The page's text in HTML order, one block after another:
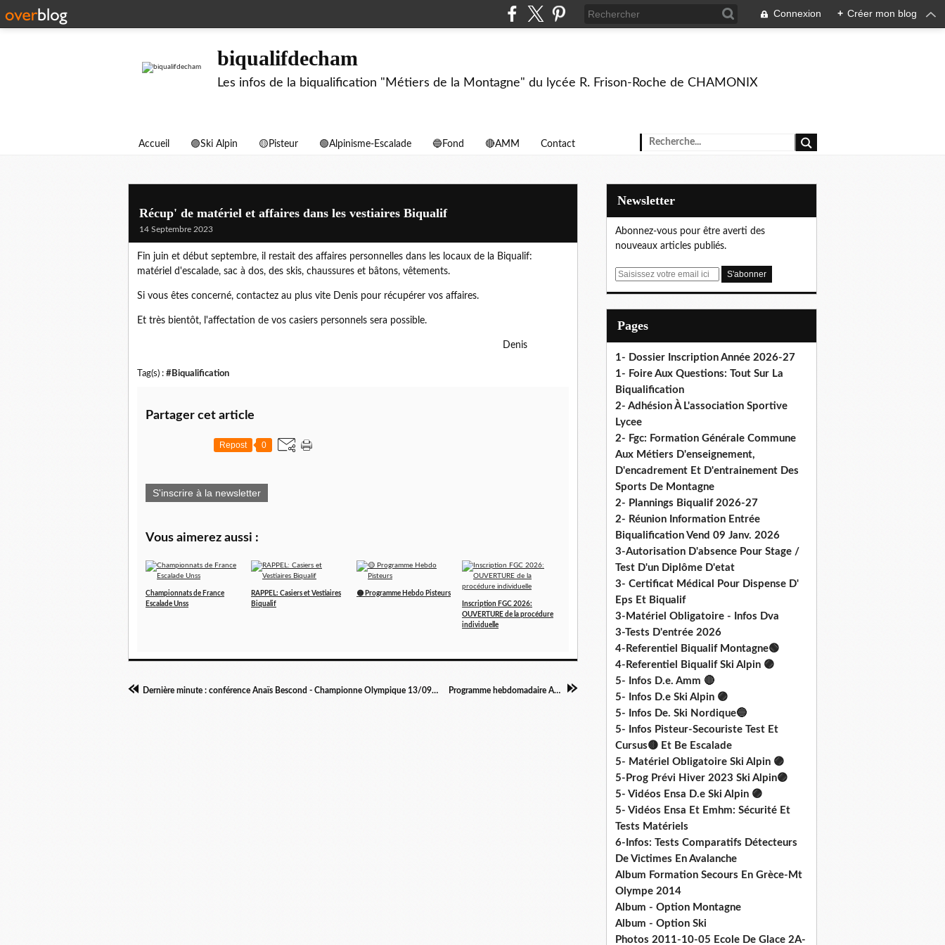
Connexion + Créer mon blog
biqualifdecham
Les infos de la biqualification "Métiers de la Montagne" du lycée R. Frison-Roche de CHAMONIX
Accueil 🟣Ski Alpin 🟡Pisteur 🟢Alpinisme-Escalade 🔵Fond 🔴AMM Contact
Récup' de matériel et affaires dans les vestiaires Biqualif
14 Septembre 2023
Fin juin et début septembre, il restait des affaires personnelles dans les locaux de la Biqualif:
matériel d'escalade, sac à dos, des skis, chaussures et bâtons, vêtements.
Si vous êtes concerné, contactez au plus vite Denis pour récupérer vos affaires.
Et très bientôt, l'affectation de vos casiers personnels sera possible.
Denis
Tag(s) : #Biqualification
Partager cet article
Repost 0
S'inscrire à la newsletter
Vous aimerez aussi :
Championnats de France
Escalade Unss
RAPPEL: Casiers et Vestiaires
Biqualif
🟡 Programme Hebdo Pisteurs
Inscription FGC 2026:
OUVERTURE de la procédure
individuelle
Dernière minute : conférence Anaïs Bescond - Championne Olympique 13/09 à 18h Programme hebdomadaire AMM
Newsletter
Abonnez-vous pour être averti des
nouveaux articles publiés.
E
Pages
1- Dossier Inscription Année 2026-27
1- Foire Aux Questions: Tout Sur La
Biqualification
2- Adhésion À L'association Sportive
Lycee
2- Fgc: Formation Générale Commune
Aux Métiers D'enseignement,
D'encadrement Et D'entrainement Des
Sports De Montagne
2- Plannings Biqualif 2026-27
2- Réunion Information Entrée
Biqualification Vend 09 Janv. 2026
3-Autorisation D'absence Pour Stage /
Test D'un Diplôme D'etat
3- Certificat Médical Pour Dispense D'
Eps Et Biqualif
3-Matériel Obligatoire - Infos Dva
3-Tests D'entrée 2026
4-Referentiel Biqualif Montagne🟢
4-Referentiel Biqualif Ski Alpin 🟣
5- Infos D.e. Amm 🔴
5- Infos D.e Ski Alpin 🟣
5- Infos De. Ski Nordique🔵
5- Infos Pisteur-Secouriste Test Et
Cursus🟡 Et Be Escalade
5- Matériel Obligatoire Ski Alpin 🟣
5-Prog Prévi Hiver 2023 Ski Alpin🟣
5- Vidéos Ensa D.e Ski Alpin 🟣
5- Vidéos Ensa Et Emhm: Sécurité Et
Tests Matériels
6-Infos: Tests Comparatifs Détecteurs
De Victimes En Avalanche
Album Formation Secours En Grèce-Mt
Olympe 2014
Album - Option Montagne
Album - Option Ski
Photos 2011-10-05 Ecole De Glace 2A-